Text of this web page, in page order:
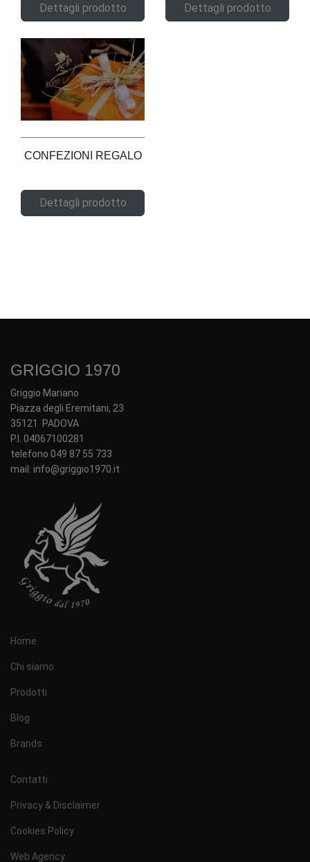
Dettagli prodotto Dettagli prodotto
CONFEZIONI REGALO
Dettagli prodotto
GRIGGIO 1970
Griggio Mariano
Piazza degli Eremitani, 23
35121 PADOVA
P.I. 04067100281
telefono 049 87 55 733
mail: info@griggio1970.it
Home
Chi siamo
Prodotti
Blog
Brands
Contatti
Privacy & Disclaimer
Cookies Policy
Web Agency